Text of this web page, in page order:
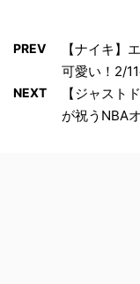
PREV
【ナイキ】
可愛い！2/
NEXT
【ジャスト
が祝うNBA